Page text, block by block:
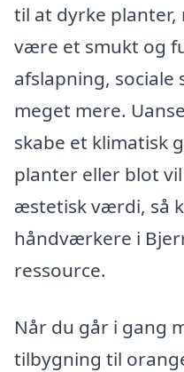
til at dyrke planter,
være et smukt og
afslapning, sociale
meget mere.
skabe et klimatisk
planter eller blot
æstetisk værdi, så
håndværkere i
ressource.
Når du går i gang
tilbygning til